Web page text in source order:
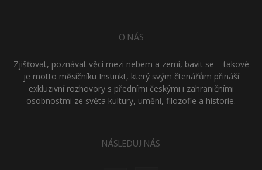
O NÁS
Zjišťovat, poznávat věci mezi nebem a zemí, bavit se – takové
je motto měsíčníku Instinkt, který svým čtenářům přináší
exkluzivní rozhovory s předními českými i zahraničními
osobnostmi ze světa kultury, umění, filozofie a historie.
NÁSLEDUJ NÁS